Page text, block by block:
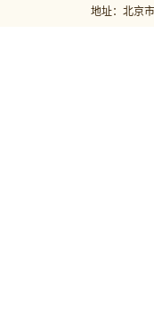
地址：北京